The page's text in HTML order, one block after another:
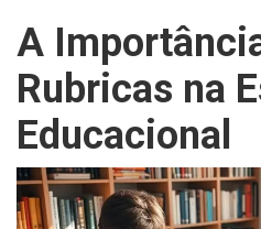
A
Rubricas na
Educacional